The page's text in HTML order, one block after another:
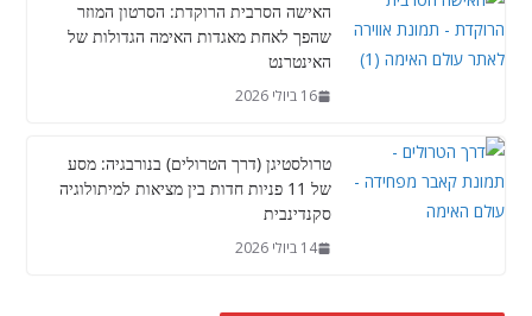
האישה הסרבית הרוקדת: הסרטון המוזר
שהפך לאחת מאגדות האימה הגדולות של
האינטרנט
16 ביולי 2026
טרולסטיגן (דרך הטרולים) בנורבגיה: מסע
של 11 פניות חדות בין מציאות למיתולוגיה
סקנדינבית
14 ביולי 2026